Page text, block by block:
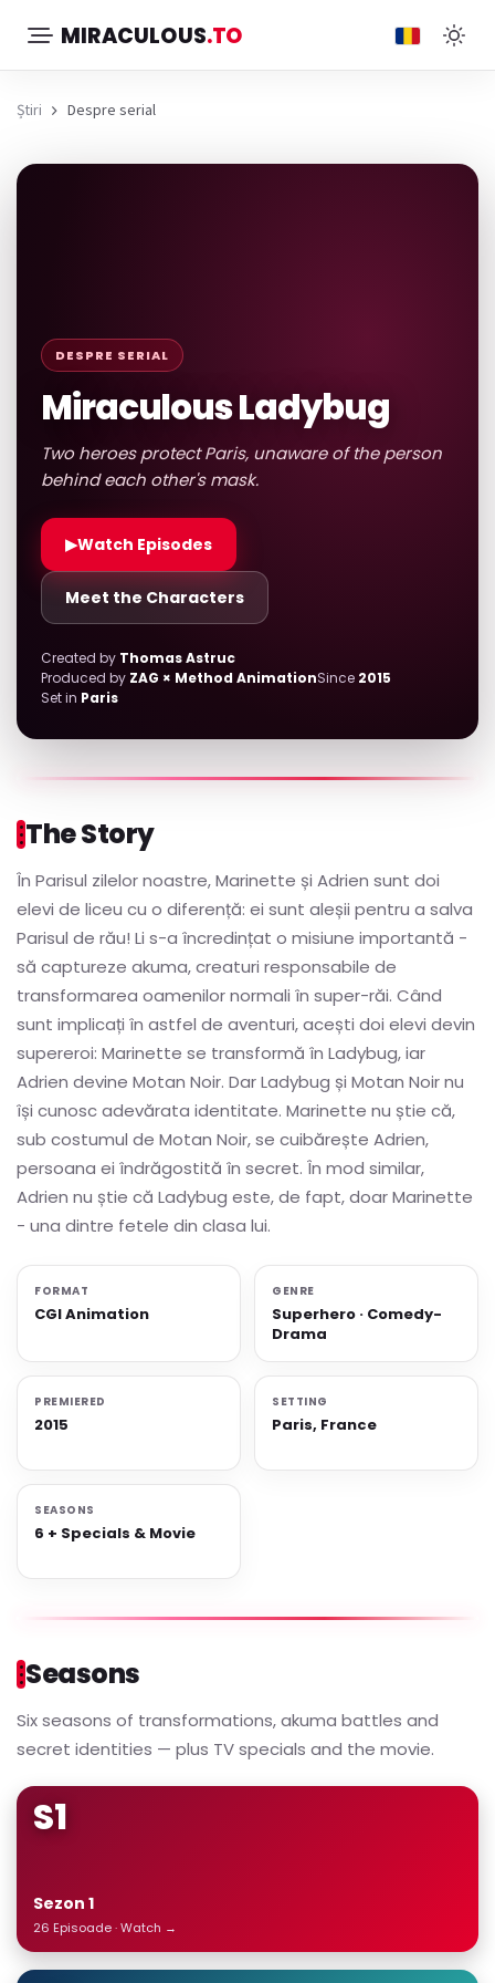
MIRACULOUS.TO
Știri Despre serial
DESPRE SERIAL
Miraculous Ladybug
Two heroes protect Paris, unaware of the person
behind each other's mask.
▶Watch Episodes
Meet the Characters
Created by Thomas Astruc
Produced by ZAG × Method AnimationSince 2015
Set in Paris
The Story
În Parisul zilelor noastre, Marinette și Adrien sunt doi
elevi de liceu cu o diferență: ei sunt aleșii pentru a salva
Parisul de rău! Li s-a încredințat o misiune importantă -
să captureze akuma, creaturi responsabile de
transformarea oamenilor normali în super-răi. Când
sunt implicați în astfel de aventuri, acești doi elevi devin
supereroi: Marinette se transformă în Ladybug, iar
Adrien devine Motan Noir. Dar Ladybug și Motan Noir nu
își cunosc adevărata identitate. Marinette nu știe că,
sub costumul de Motan Noir, se cuibărește Adrien,
persoana ei îndrăgostită în secret. În mod similar,
Adrien nu știe că Ladybug este, de fapt, doar Marinette
- una dintre fetele din clasa lui.
FORMAT
CGI Animation
GENRE
Superhero · Comedy-
Drama
PREMIERED
2015
SETTING
Paris, France
SEASONS
6 + Specials & Movie
Seasons
Six seasons of transformations, akuma battles and
secret identities — plus TV specials and the movie.
S1
Sezon 1
26 Episoade · Watch →